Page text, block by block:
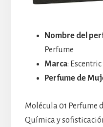
Nombre del
Perfume
Marca:
Perfume de
Molécula 01 Perfume
Química y